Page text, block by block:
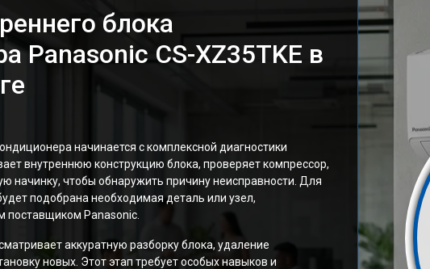
блока
Panasonic CS-XZ35TKE в
начинается с комплексной диагностики
внутреннюю конструкцию блока, проверяет компрессор,
начинку, чтобы обнаружить причину неисправности. Для
подобрана необходимая деталь или узел,
Panasonic.
аккуратную разборку блока, удаление
новых. Этот этап требует особых навыков и